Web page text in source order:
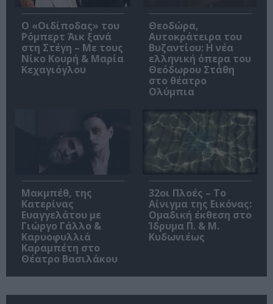
O «Οιδίποδας» του
Ρόμπερτ Άικ ξανά
στη Στέγη – Με τους
Νίκο Κουρή & Μαρία
Κεχαγιόγλου
Θεοδώρα,
Αυτοκράτειρα του
Βυζαντίου: Η νέα
ελληνική όπερα του
Θεόδωρου Στάθη
στο θέατρο
Ολύμπια
Μακμπέθ, της
Κατερίνας
Ευαγγελάτου με
Γιώργο Γάλλο &
Καρυοφυλλιά
Καραμπέτη στο
Θέατρο Βασιλάκου
32οι Πλοές – Το
Αίνιγμα της Εικόνας:
Ομαδική έκθεση στο
Ίδρυμα Π. & Μ.
Κυδωνιέως